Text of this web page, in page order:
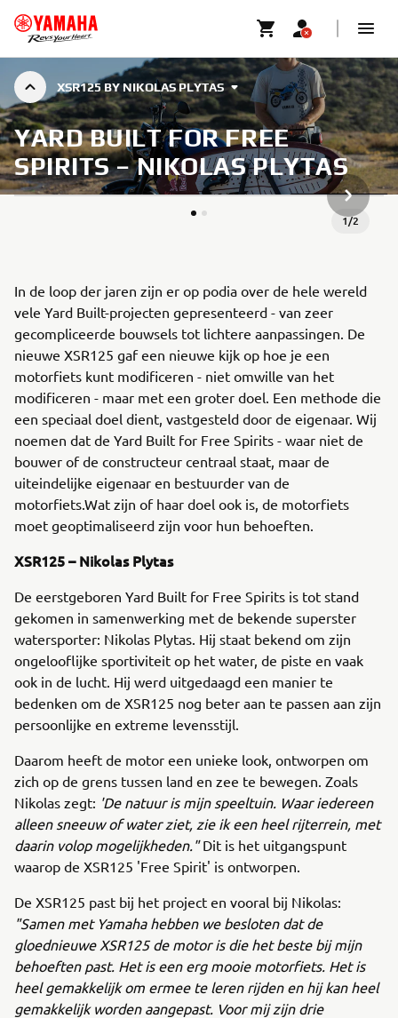
XSR125 BY NIKOLAS PLYTAS
YARD BUILT FOR FREE
SPIRITS – NIKOLAS PLYTAS
1/2
In de loop der jaren zijn er op podia over de hele wereld
vele Yard Built-projecten gepresenteerd - van zeer
gecompliceerde bouwsels tot lichtere aanpassingen. De
nieuwe XSR125 gaf een nieuwe kijk op hoe je een
motorfiets kunt modificeren - niet omwille van het
modificeren - maar met een groter doel. Een methode die
een speciaal doel dient, vastgesteld door de eigenaar. Wij
noemen dat de Yard Built for Free Spirits - waar niet de
bouwer of de constructeur centraal staat, maar de
uiteindelijke eigenaar en bestuurder van de
motorfiets.Wat zijn of haar doel ook is, de motorfiets
moet geoptimaliseerd zijn voor hun behoeften.
XSR125 – Nikolas Plytas
De eerstgeboren Yard Built for Free Spirits is tot stand
gekomen in samenwerking met de bekende superster
watersporter: Nikolas Plytas. Hij staat bekend om zijn
ongelooflijke sportiviteit op het water, de piste en vaak
ook in de lucht. Hij werd uitgedaagd een manier te
bedenken om de XSR125 nog beter aan te passen aan zijn
persoonlijke en extreme levensstijl.
Daarom heeft de motor een unieke look, ontworpen om
zich op de grens tussen land en zee te bewegen. Zoals
Nikolas zegt: 'De natuur is mijn speeltuin. Waar iedereen
alleen sneeuw of water ziet, zie ik een heel rijterrein, met
daarin volop mogelijkheden."Dit is het uitgangspunt
waarop de XSR125 'Free Spirit' is ontworpen.
De XSR125 past bij het project en vooral bij Nikolas:
"Samen met Yamaha hebben we besloten dat de
gloednieuwe XSR125 de motor is die het beste bij mijn
behoeften past. Het is een erg mooie motorfiets. Het is
heel gemakkelijk om ermee te leren rijden en hij kan heel
gemakkelijk worden aangepast. Voor mij zijn drie